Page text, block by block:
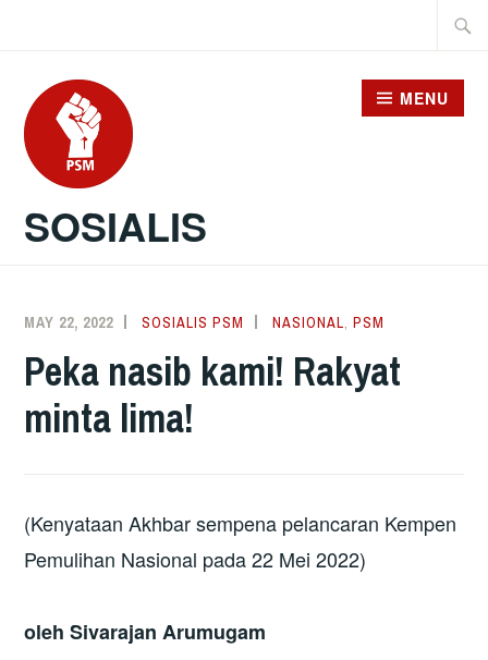
content
SOSIALIS
MENU
MAY 22, 2022 SOSIALIS PSM NASIONAL ,PSM
Peka nasib kami! Rakyat
minta lima!
(Kenyataan Akhbar sempena pelancaran Kempen
Pemulihan Nasional pada 22 Mei 2022)
oleh Sivarajan Arumugam